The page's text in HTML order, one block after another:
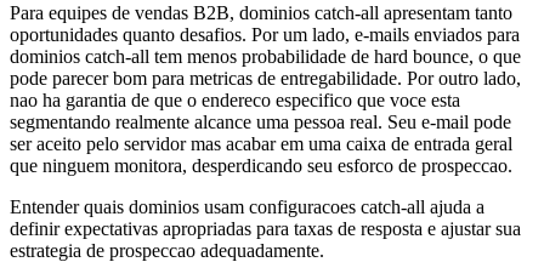
Para equipes de vendas B2B, dominios catch-all apresentam tanto
oportunidades quanto desafios. Por um lado, e-mails enviados para
dominios catch-all tem menos probabilidade de hard bounce, o que
pode parecer bom para metricas de entregabilidade. Por outro lado,
nao ha garantia de que o endereco especifico que voce esta
segmentando realmente alcance uma pessoa real. Seu e-mail pode
ser aceito pelo servidor mas acabar em uma caixa de entrada geral
que ninguem monitora, desperdicando seu esforco de prospeccao.
Entender quais dominios usam configuracoes catch-all ajuda a
definir expectativas apropriadas para taxas de resposta e ajustar sua
estrategia de prospeccao adequadamente.